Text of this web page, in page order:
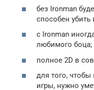
без Ironman
способен убить
с Ironman
любимого боца;
полное 2D в
для того, чтобы
игры, нужно